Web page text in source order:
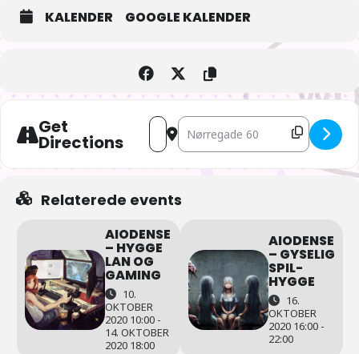
KALENDER GOOGLE KALENDER
Get
Directions
Address - AIOdense – Halloween fest
Destination Address - AIOdense
Relaterede events
AIODENSE
– HYGGE
LAN OG
GAMING
10.
OKTOBER
2020 10:00 -
14. OKTOBER
2020 18:00
AIODENSE
– GYSELIG
SPIL-
HYGGE
16.
OKTOBER
2020 16:00 -
22:00